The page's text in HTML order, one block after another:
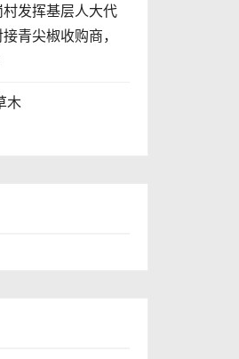
发挥基层人大代
青尖椒收购商，
木